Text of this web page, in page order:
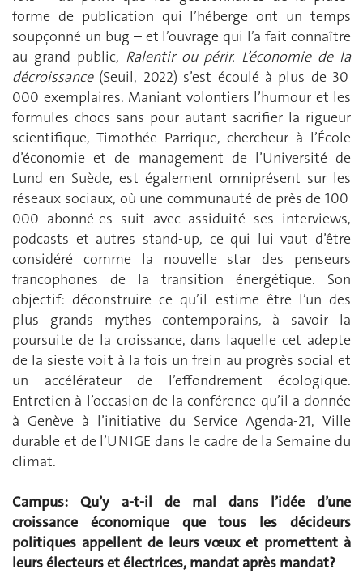
forme de publication qui l’héberge ont un temps
soupçonné un bug – et l’ouvrage qui l’a fait connaître
au grand public, Ralentir ou périr. L’économie de la
décroissance(Seuil, 2022) s’est écoulé à plus de 30
000 exemplaires. Maniant volontiers l’humour et les
formules chocs sans pour autant sacrifier la rigueur
scientifique, Timothée Parrique, chercheur à l’École
d’économie et de management de l’Université de
Lund en Suède, est également omniprésent sur les
réseaux sociaux, où une communauté de près de 100
000 abonné-es suit avec assiduité ses interviews,
podcasts et autres stand-up, ce qui lui vaut d’être
considéré comme la nouvelle star des penseurs
francophones de la transition énergétique. Son
objectif: déconstruire ce qu’il estime être l’un des
plus grands mythes contemporains, à savoir la
poursuite de la croissance, dans laquelle cet adepte
de la sieste voit à la fois un frein au progrès social et
un accélérateur de l’effondrement écologique.
Entretien à l’occasion de la conférence qu’il a donnée
à Genève à l’initiative du Service Agenda-21, Ville
durable et de l’UNIGE dans le cadre de la Semaine du
climat.
Campus: Qu’y a-t-il de mal dans l’idée d’une
croissance économique que tous les décideurs
politiques appellent de leurs vœux et promettent à
leurs électeurs et électrices, mandat après mandat?